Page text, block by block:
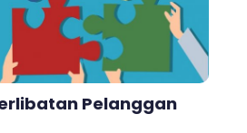
Pelanggan